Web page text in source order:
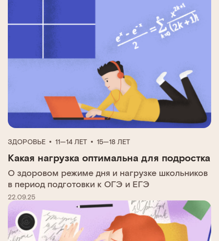
ЗДОРОВЬЕ 11—14 ЛЕТ 15—18 ЛЕТ
Какая нагрузка оптимальна для подростка
О здоровом режиме дня и нагрузке школьников
в период подготовки к ОГЭ и ЕГЭ
22.09.25